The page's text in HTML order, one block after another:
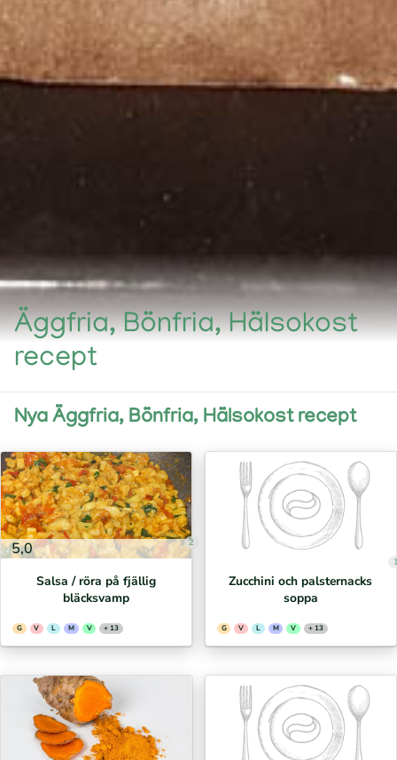
Äggfria, Bönfria, Hälsokost
recept
Nya Äggfria, Bönfria, Hälsokost recept
5,0 2
Salsa / röra på fjällig
bläcksvamp
G V L M V + 13
Zucchini och palsternacks
soppa
G V L M V + 13